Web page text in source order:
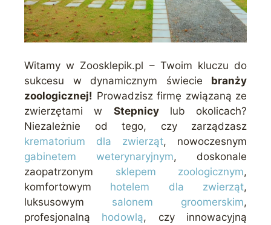
Witamy w Zoosklepik.pl – Twoim kluczu do
sukcesu w dynamicznym świecie branży
zoologicznej! Prowadzisz firmę związaną ze
zwierzętami w Stepnicylub okolicach?
Niezależnie od tego, czy zarządzasz
krematorium dla zwierząt, nowoczesnym
gabinetem weterynaryjnym, doskonale
zaopatrzonym sklepem zoologicznym,
komfortowym hotelem dla zwierząt,
luksusowym salonem groomerskim,
profesjonalną hodowlą, czy innowacyjną